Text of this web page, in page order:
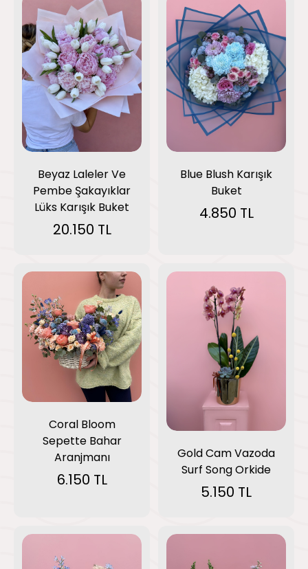
Beyaz Laleler Ve
Pembe Şakayıklar
Lüks Karışık Buket
20.150 TL
Blue Blush Karışık
Buket
4.850 TL
Coral Bloom
Sepette Bahar
Aranjmanı
6.150 TL
Gold Cam Vazoda
Surf Song Orkide
5.150 TL